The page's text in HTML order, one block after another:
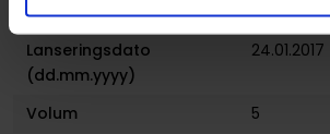
Utgiver
Marvel
Lanseringsdato
(dd.mm.yyyy)
24.01.2017
Volum
5